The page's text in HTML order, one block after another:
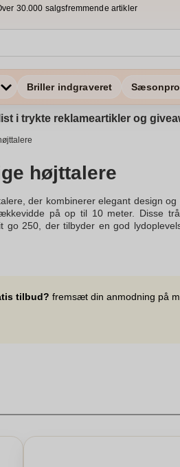
30.000 salgsfremmende artikler
Briller indgraveret
i trykte reklameartikler og
højttalere
der kombinerer elegant design
på op til 10 meter. Disse
go 250, der tilbyder en god
genbrugsplast. Opladning er nem
til en bæredygtig forsyningskæde.
er designet til at værdsætte
perfekte højttaler til dit logo, og
bluetooth enheder, tilbyder vi
tilbud? fremsæt din anmodning på